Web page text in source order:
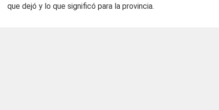
que dejó y lo que significó para la provincia.